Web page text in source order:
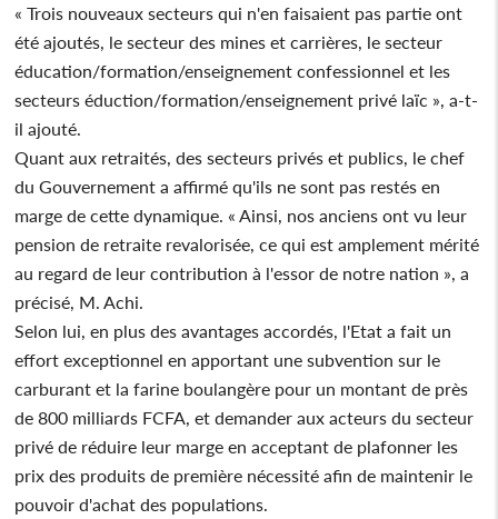
« Trois nouveaux secteurs qui n'en faisaient pas partie ont
été ajoutés, le secteur des mines et carrières, le secteur
éducation/formation/enseignement confessionnel et les
secteurs éduction/formation/enseignement privé laïc », a-t-
il ajouté.
Quant aux retraités, des secteurs privés et publics, le chef
du Gouvernement a affirmé qu'ils ne sont pas restés en
marge de cette dynamique. « Ainsi, nos anciens ont vu leur
pension de retraite revalorisée, ce qui est amplement mérité
au regard de leur contribution à l'essor de notre nation », a
précisé, M. Achi.
Selon lui, en plus des avantages accordés, l'Etat a fait un
effort exceptionnel en apportant une subvention sur le
carburant et la farine boulangère pour un montant de près
de 800 milliards FCFA, et demander aux acteurs du secteur
privé de réduire leur marge en acceptant de plafonner les
prix des produits de première nécessité afin de maintenir le
pouvoir d'achat des populations.